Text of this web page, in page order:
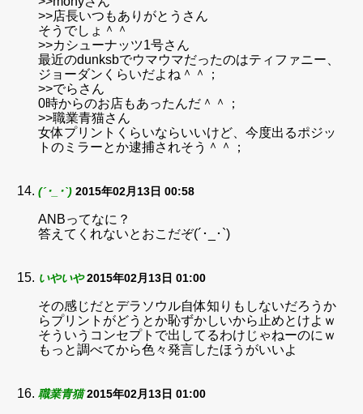
>>店長いつもありがとうさん
そうでしょ＾＾
>>カシューナッツ1号さん
最近のdunksbでウマウマだったのはティファニー、
ジョーダンくらいだよね＾＾；
>>でらさん
0時からのお店もあったんだ＾＾；
>>職業青猫さん
女体プリントくらいならいいけど、今度出るポジッ
トのミラーとか逮捕されそう＾＾；
(´･_･`) 2015年02月13日 00:58
ANBってなに？
答えてくれないとおこだぞ(´･_･`)
いやいや 2015年02月13日 01:00
その感じだとデラソウル自体知りもしないだろうか
らプリントがどうとか恥ずかしいから止めとけよｗ
そういうコンセプトで出してるわけじゃねーのにｗ
もっと調べてから色々発言したほうがいいよ
職業青猫 2015年02月13日 01:00